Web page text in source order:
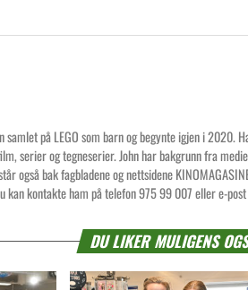
samlet på LEGO som barn og begynte igjen i 2020.
serier og tegneserier. John har bakgrunn fra
også bak fagbladene og nettsidene
kan kontakte ham på telefon 975 99 007 eller e-post
DU LIKER MULIGENS